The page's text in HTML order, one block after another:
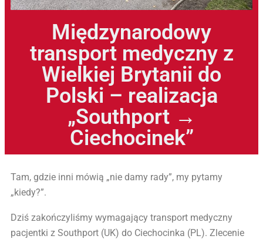
Międzynarodowy
transport medyczny z
Wielkiej Brytanii do
Polski – realizacja
„Southport →
Ciechocinek”
Tam, gdzie inni mówią „nie damy rady”, my pytamy
„kiedy?”.
Dziś zakończyliśmy wymagający transport medyczny
pacjentki z Southport (UK) do Ciechocinka (PL). Zlecenie